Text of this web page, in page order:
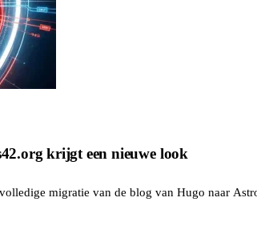
krijgt een nieuwe look
migratie van de blog van Hugo naar